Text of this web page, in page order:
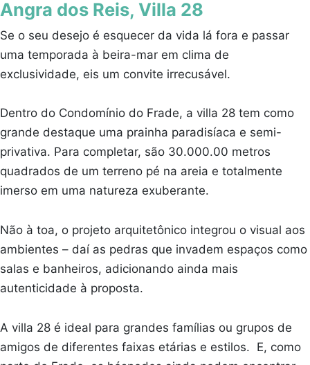
Angra dos Reis, Villa 28
Se o seu desejo é esquecer da vida lá fora e passar
uma temporada à beira-mar em clima de
exclusividade, eis um convite irrecusável.
Dentro do Condomínio do Frade, a villa 28 tem como
grande destaque uma prainha paradisíaca e semi-
privativa. Para completar, são 30.000.00 metros
quadrados de um terreno pé na areia e totalmente
imerso em uma natureza exuberante.
Não à toa, o projeto arquitetônico integrou o visual aos
ambientes – daí as pedras que invadem espaços como
salas e banheiros, adicionando ainda mais
autenticidade à proposta.
A villa 28 é ideal para grandes famílias ou grupos de
amigos de diferentes faixas etárias e estilos. E, como